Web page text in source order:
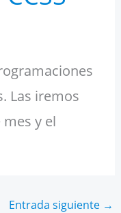
Las iremos
y el
Entrada siguiente →